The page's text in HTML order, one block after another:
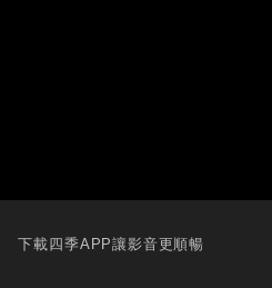
下載四季APP讓影音更順暢